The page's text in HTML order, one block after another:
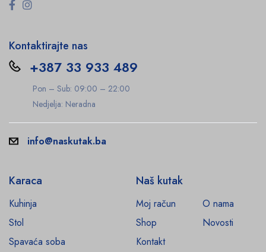
Kontaktirajte nas
+387 33 933 489
Pon – Sub: 09:00 – 22:00
Nedjelja: Neradna
info@naskutak.ba
Karaca
Kuhinja
Stol
Spavaća soba
Naš kutak
Moj račun
O nama
Shop
Novosti
Kontakt